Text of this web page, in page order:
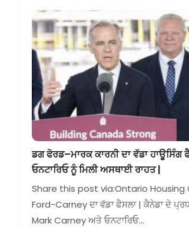
ਡਗ ਫੋਰਡ–ਮਾਰਕ ਕਾਰਨੀ ਦਾ ਵੱਡਾ ਹਾਊਸਿੰਗ
ਓਨਟਾਰਿਓ ਨੂੰ ਮਿਲੀ ਅਸਥਾਈ ਰਾਹਤ |
Share this post via:Ontario Housing
Ford-Carney ਦਾ ਵੱਡਾ ਫੈਸਲਾ | ਕੈਨੇਡਾ ਦੇ
Mark Carney ਅਤੇ ਓਨਟਾਰਿਓ…